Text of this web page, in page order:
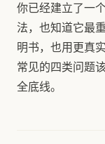
你已经建立了一
法，也知道它最
明书，也用更真
常见的四类问题
全底线。